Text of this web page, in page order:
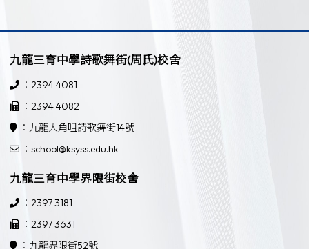
九龍三育中學詩歌舞街(周氏)校舍
：2394 4081
：2394 4082
：九龍大角咀詩歌舞街14號
：school@ksyss.edu.hk
九龍三育中學界限街校舍
：2397 3181
：2397 3631
：九龍界限街52號